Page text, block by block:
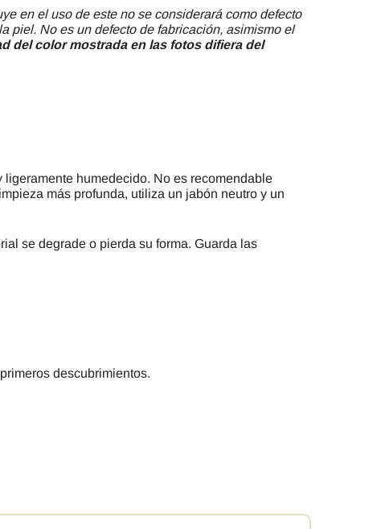
en el uso de este no se considerará como defecto
piel. No es un defecto de fabricación, asimismo el
del color mostrada en las fotos difiera del
humedecido. No es recomendable
más profunda, utiliza un jabón neutro y un
se degrade o pierda su forma. Guarda las
descubrimientos.